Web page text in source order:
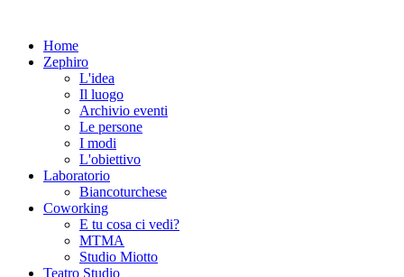
Home
Zephiro
L'idea
Il luogo
Archivio eventi
Le persone
I modi
L'obiettivo
Laboratorio
Biancoturchese
Coworking
E tu cosa ci vedi?
MTMA
Studio Miotto
Teatro Studio